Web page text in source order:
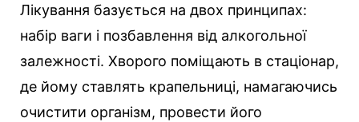
Лікування базується на двох принципах:
набір ваги і позбавлення від алкогольної
залежності. Хворого поміщають в стаціонар,
де йому ставлять крапельниці, намагаючись
очистити організм, провести його